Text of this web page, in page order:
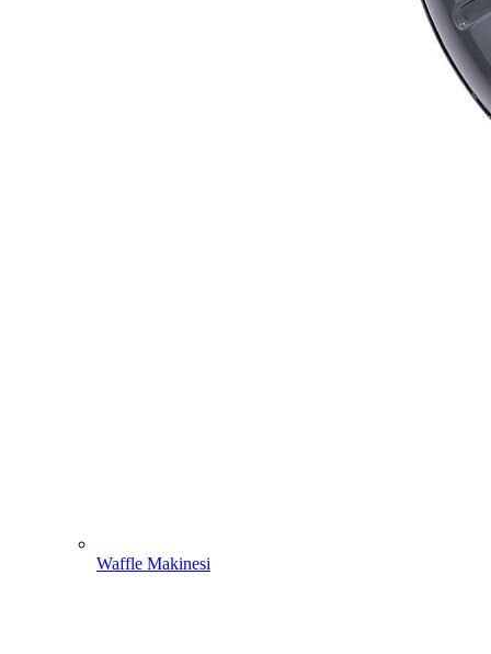
Waffle Makinesi